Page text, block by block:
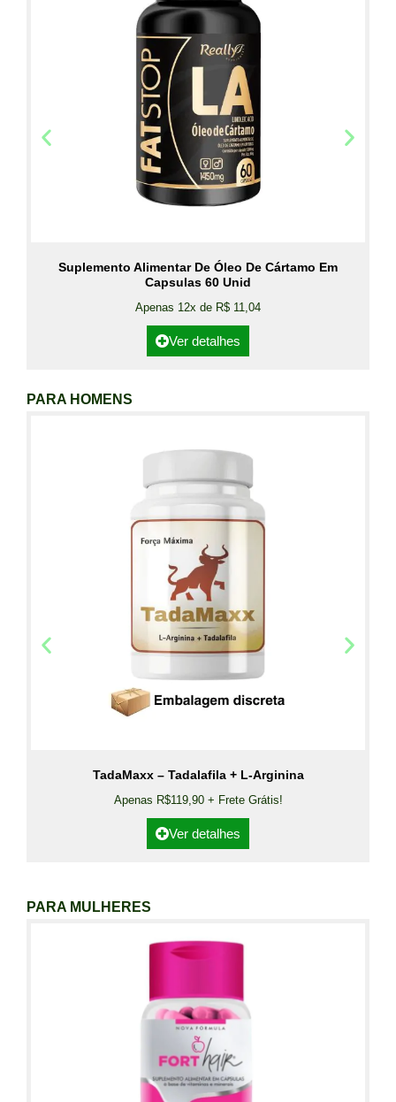
Suplemento Alimentar De Óleo De Cártamo Em
Capsulas 60 Unid
Apenas 12x de R$ 11,04
Ver detalhes
PARA HOMENS
TadaMaxx – Tadalafila + L-Arginina
Apenas R$119,90 + Frete Grátis!
Ver detalhes
PARA MULHERES